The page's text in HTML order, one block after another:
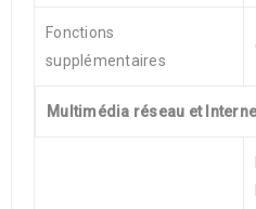
Fonctions
supplémentaires
Multimédia réseau et